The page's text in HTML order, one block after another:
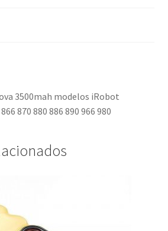
3500mah modelos iRobot
870 880 886 890 966 980